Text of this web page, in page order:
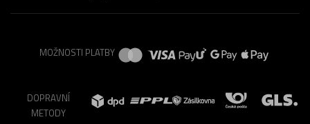
MOŽNOSTI PLATBY
DOPRAVNÍ
METODY